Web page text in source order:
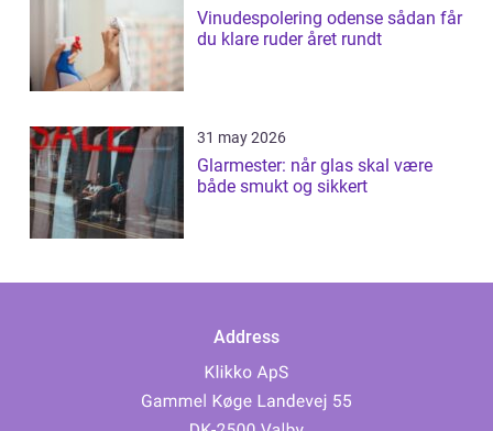
Vinudespolering odense sådan får
du klare ruder året rundt
31 may 2026
Glarmester: når glas skal være
både smukt og sikkert
Address